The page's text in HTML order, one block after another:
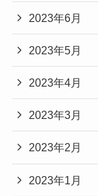
2023年6月
2023年5月
2023年4月
2023年3月
2023年2月
2023年1月